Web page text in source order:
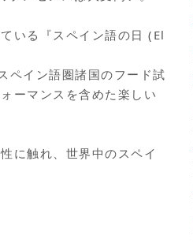
いる『スペイン語の日 (El
ペイン語圏諸国のフード試
ーマンスを含めた楽しい
に触れ、世界中のスペイ